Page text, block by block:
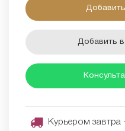
Добавить
Курьером завтра